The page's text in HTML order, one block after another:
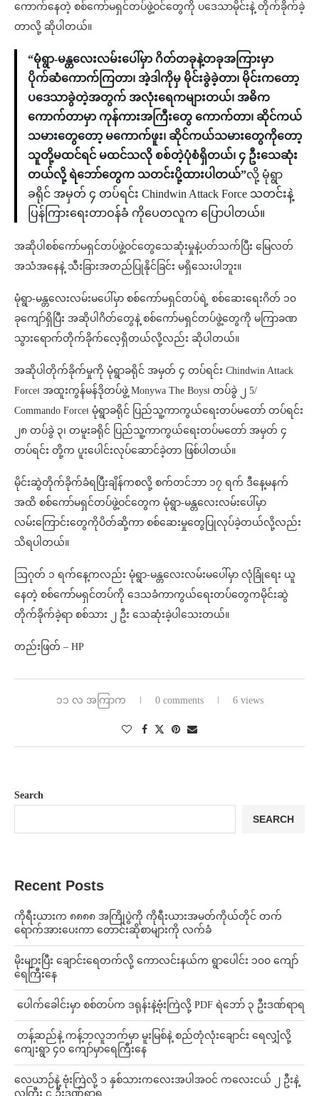
ကောက်နေတဲ့ စစ်ကော်မရှင်တပ်ဖွဲ့ဝင်တွေကို ပဒေသာမိုင်းနဲ့ တိုက်ခိုက်ခဲ့
တာလို့ ဆိုပါတယ်။
“မုံရွာ-မန္တလေး‌လမ်းပေါ်မှာ ဂိတ်တခုနဲ့တခုအကြားမှာ
ပိုက်ဆံကောက်ကြတာ၊ အဲ့ဒါကိုမှ မိုင်းခွဲခဲ့တာ၊ မိုင်းကတော့
ပဒေသာခွဲတဲ့အတွက် အလုံးရေကများတယ်၊ အဓိက
ကောက်တာမှာ ကုန်ကားအကြီးတွေ ကောက်တာ၊ ဆိုင်ကယ်
သမားတွေတော့ မကောက်ဖူး၊ ဆိုင်ကယ်သမားတွေကိုတော့
သူတို့မထင်ရင် မထင်သလို စစ်တဲ့ပုံစံရှိတယ်၊ ၄ ဦးသေဆုံး
တယ်လို့ ရဲဘော်တွေက သတင်းပို့ထားပါတယ်”လို့ မုံရွာ
ခရိုင် အမှတ် ၄ တပ်ရင်း Chindwin Attack Force သတင်းနဲ့
ပြန်ကြားရေးတာဝန်ခံ ကိုပေတလူက ပြောပါတယ်။
အဆိုပါစစ်ကော်မရှင်တပ်ဖွဲ့ဝင်တွေသေဆုံးမှုနဲ့ပတ်သက်ပြီး မြေလတ်
အသံအနေနဲ့ သီးခြားအတည်ပြုနိုင်ခြင်း မရှိသေးပါဘူး။
မုံရွာ-မန္တလေးလမ်းမပေါ်မှာ စစ်ကော်မရှင်တပ်ရဲ့ စစ်ဆေးရေးဂိတ် ၁၀
ခုကျော်ရှိပြီး အဆိုပါဂိတ်တွေနဲ့ စစ်ကော်မရှင်တပ်ဖွဲ့တွေကို မကြာခဏ
သွားရောက်တိုက်ခိုက်လေ့ရှိတယ်လို့လည်း ဆိုပါတယ်။
အဆိုပါတိုက်ခိုက်မှုကို မုံရွာခရိုင် အမှတ် ၄ တပ်ရင်း Chindwin Attack
Force၊ အထူးကွန်မန်ဒိုတပ်ဖွဲ့ Monywa The Boys၊ တပ်ခွဲ ၂ 5/
Commando Force၊ မုံရွာခရိုင် ပြည်သူ့ကာကွယ်ရေးတပ်မတော် တပ်ရင်း
၂၈ တပ်ခွဲ ၃၊ တမူးခရိုင် ပြည်သူ့ကာကွယ်ရေးတပ်မတော် အမှတ် ၄
တပ်ရင်း တို့က ပူးပေါင်းလုပ်ဆောင်ခဲ့တာ ဖြစ်ပါတယ်။
မိုင်းဆွဲတိုက်ခိုက်ခံရပြီးချိန်ကစလို့ စက်တင်ဘာ ၁၇ ရက် ဒီနေ့မနက်
အထိ စစ်ကော်မရှင်တပ်ဖွဲ့ဝင်‌တွေက မုံရွာ-မန္တလေးလမ်းပေါ်မှာ
လမ်းကြောင်းတွေကိုပိတ်ဆို့ကာ စစ်ဆေးမှုတွေပြုလုပ်ခဲ့တယ်လို့လည်း
သိရပါတယ်။
ဩဂုတ် ၁ ရက်နေ့ကလည်း မုံရွာ-မန္တလေးလမ်းမပေါ်မှာ လုံခြုံရေး ယူ
နေတဲ့ စစ်ကော်မရှင်တပ်ကို ဒေသခံကာကွယ်ရေးတပ်တွေကမိုင်းဆွဲ
တိုက်ခိုက်ခဲ့ရာ စစ်သား ၂ ဦး သေဆုံးခဲ့ပါသေးတယ်။
တည်းဖြတ် – HP
၁၁ လ အကြာက 0 comments 6 views
Search
SEARCH
Recent Posts
ကိုရီးယားက ၈၈၈၈ အကြိုပွဲကို ကိုရီးယားအမတ်ကိုယ်တိုင် တက်
ရောက်အားပေးကာ တောင်းဆိုစာများကို လက်ခံ
⁨မိုးများပြီး ချောင်းရေတက်လို့ ကောလင်းနယ်က ရွာပေါင်း ၁၀၀ ကျော်
ရေကြီးနေ
⁩ ⁨ပေါက်ခေါင်းမှာ စစ်တပ်က ဒရုန်းနဲ့ဗုံးကြဲလို့ PDF ရဲဘော် ၃ ဦးဒဏ်ရာရ
⁩ ⁨တန့်ဆည်နဲ့ ကန့်ဘလူဘက်မှာ မူးမြစ်နဲ့ စည်တုံလုံးချောင်း ရေလျှံလို့
ကျေးရွာ ၄၀ ကျော်မှာရေကြီးနေ
⁨လေယာဉ်နဲ့ ဗုံးကြဲလို့ ၁ နှစ်သားကလေးအပါအဝင် ကလေးငယ် ၂ ဦးနဲ့
လူကြီး ၄ ဦးဒဏ်ရာရ